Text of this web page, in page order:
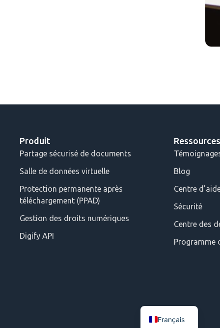
Produit
Partage sécurisé de documents
Salle de données virtuelle
Protection permanente après
téléchargement (PPAD)
Gestion des droits numériques
Digify API
Ressources
Blog
Centre
Sécurité
Centre des
Programme
Français